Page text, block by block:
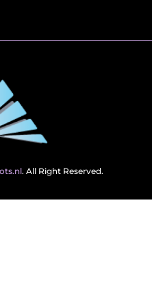
. All Right Reserved.